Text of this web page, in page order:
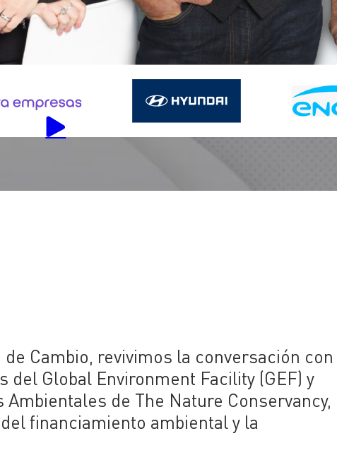
Cambio, revivimos la conversación con
Global Environment Facility (GEF) y
de The Nature Conservancy,
financiamiento ambiental y la